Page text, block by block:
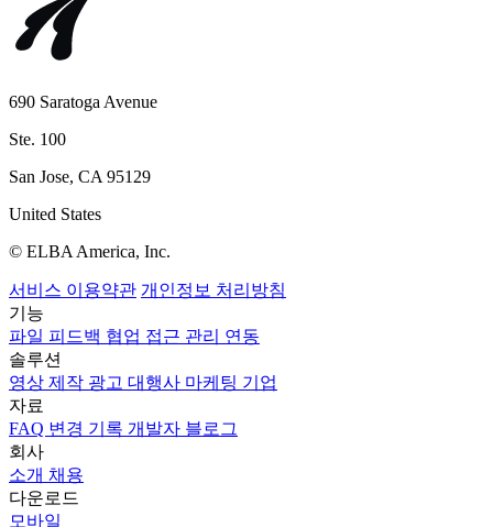
690 Saratoga Avenue
Ste. 100
San Jose, CA 95129
United States
© ELBA America, Inc.
서비스 이용약관 개인정보 처리방침
기능
파일 피드백 협업 접근 관리 연동
솔루션
영상 제작 광고 대행사 마케팅 기업
자료
FAQ 변경 기록 개발자 블로그
회사
소개 채용
다운로드
모바일